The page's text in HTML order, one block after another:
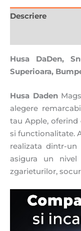
Descriere
Husa DaDen,
Superioara,
Husa Daden
alegere
tau Apple,
si functionalitate.
realizata dintr-
asigura un
zgarieturilor,